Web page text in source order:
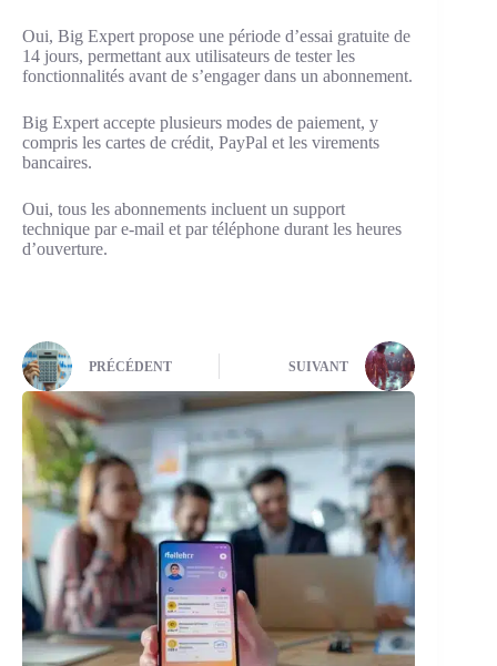
Oui, Big Expert propose une période d’essai gratuite de
14 jours, permettant aux utilisateurs de tester les
fonctionnalités avant de s’engager dans un abonnement.
Big Expert accepte plusieurs modes de paiement, y
compris les cartes de crédit, PayPal et les virements
bancaires.
Oui, tous les abonnements incluent un support
technique par e-mail et par téléphone durant les heures
d’ouverture.
PRÉCÉDENT SUIVANT